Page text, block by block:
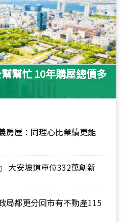
幫忙 10年購屋總價多
屋：同理心比業績更能
大安坡道車位332萬創新
局都更分回市有不動產115